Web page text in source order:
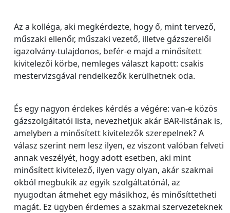
Az a kolléga, aki megkérdezte, hogy ő, mint tervező,
műszaki ellenőr, műszaki vezető, illetve gázszerelői
igazolvány-tulajdonos, befér-e majd a minősített
kivitelezői körbe, nemleges választ kapott: csakis
mestervizsgával rendelkezők kerülhetnek oda.
És egy nagyon érdekes kérdés a végére: van-e közös
gázszolgáltatói lista, nevezhetjük akár BAR-listának is,
amelyben a minősített kivitelezők szerepelnek? A
válasz szerint nem lesz ilyen, ez viszont valóban felveti
annak veszélyét, hogy adott esetben, aki mint
minősített kivitelező, ilyen vagy olyan, akár szakmai
okból megbukik az egyik szolgáltatónál, az
nyugodtan átmehet egy másikhoz, és minősíttetheti
magát. Ez ügyben érdemes a szakmai szervezeteknek